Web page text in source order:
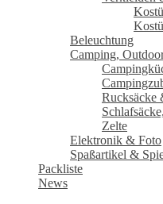
Beleuchtung
Camping,
Rucksäcke
Zelte
Elektronik & Foto
Spaßartikel &
Packliste
News